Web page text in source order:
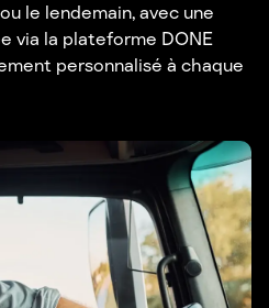
le lendemain, avec une
via la plateforme DONE
personnalisé à chaque